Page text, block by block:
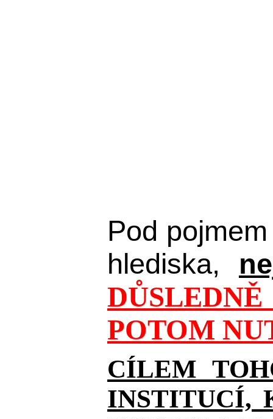
Pod pojmem
hlediska,
POTOM
CÍLEM
INSTITUCÍ,